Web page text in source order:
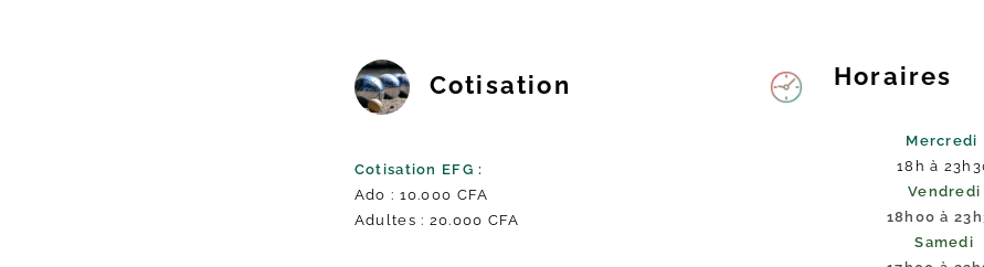
Cotisation
Cotisation EFG :
Ado : 10.000 CFA
Adultes : 20.000 CFA
Horaires
Mercredi
18h à
Vendredi
18h00 à
Samedi